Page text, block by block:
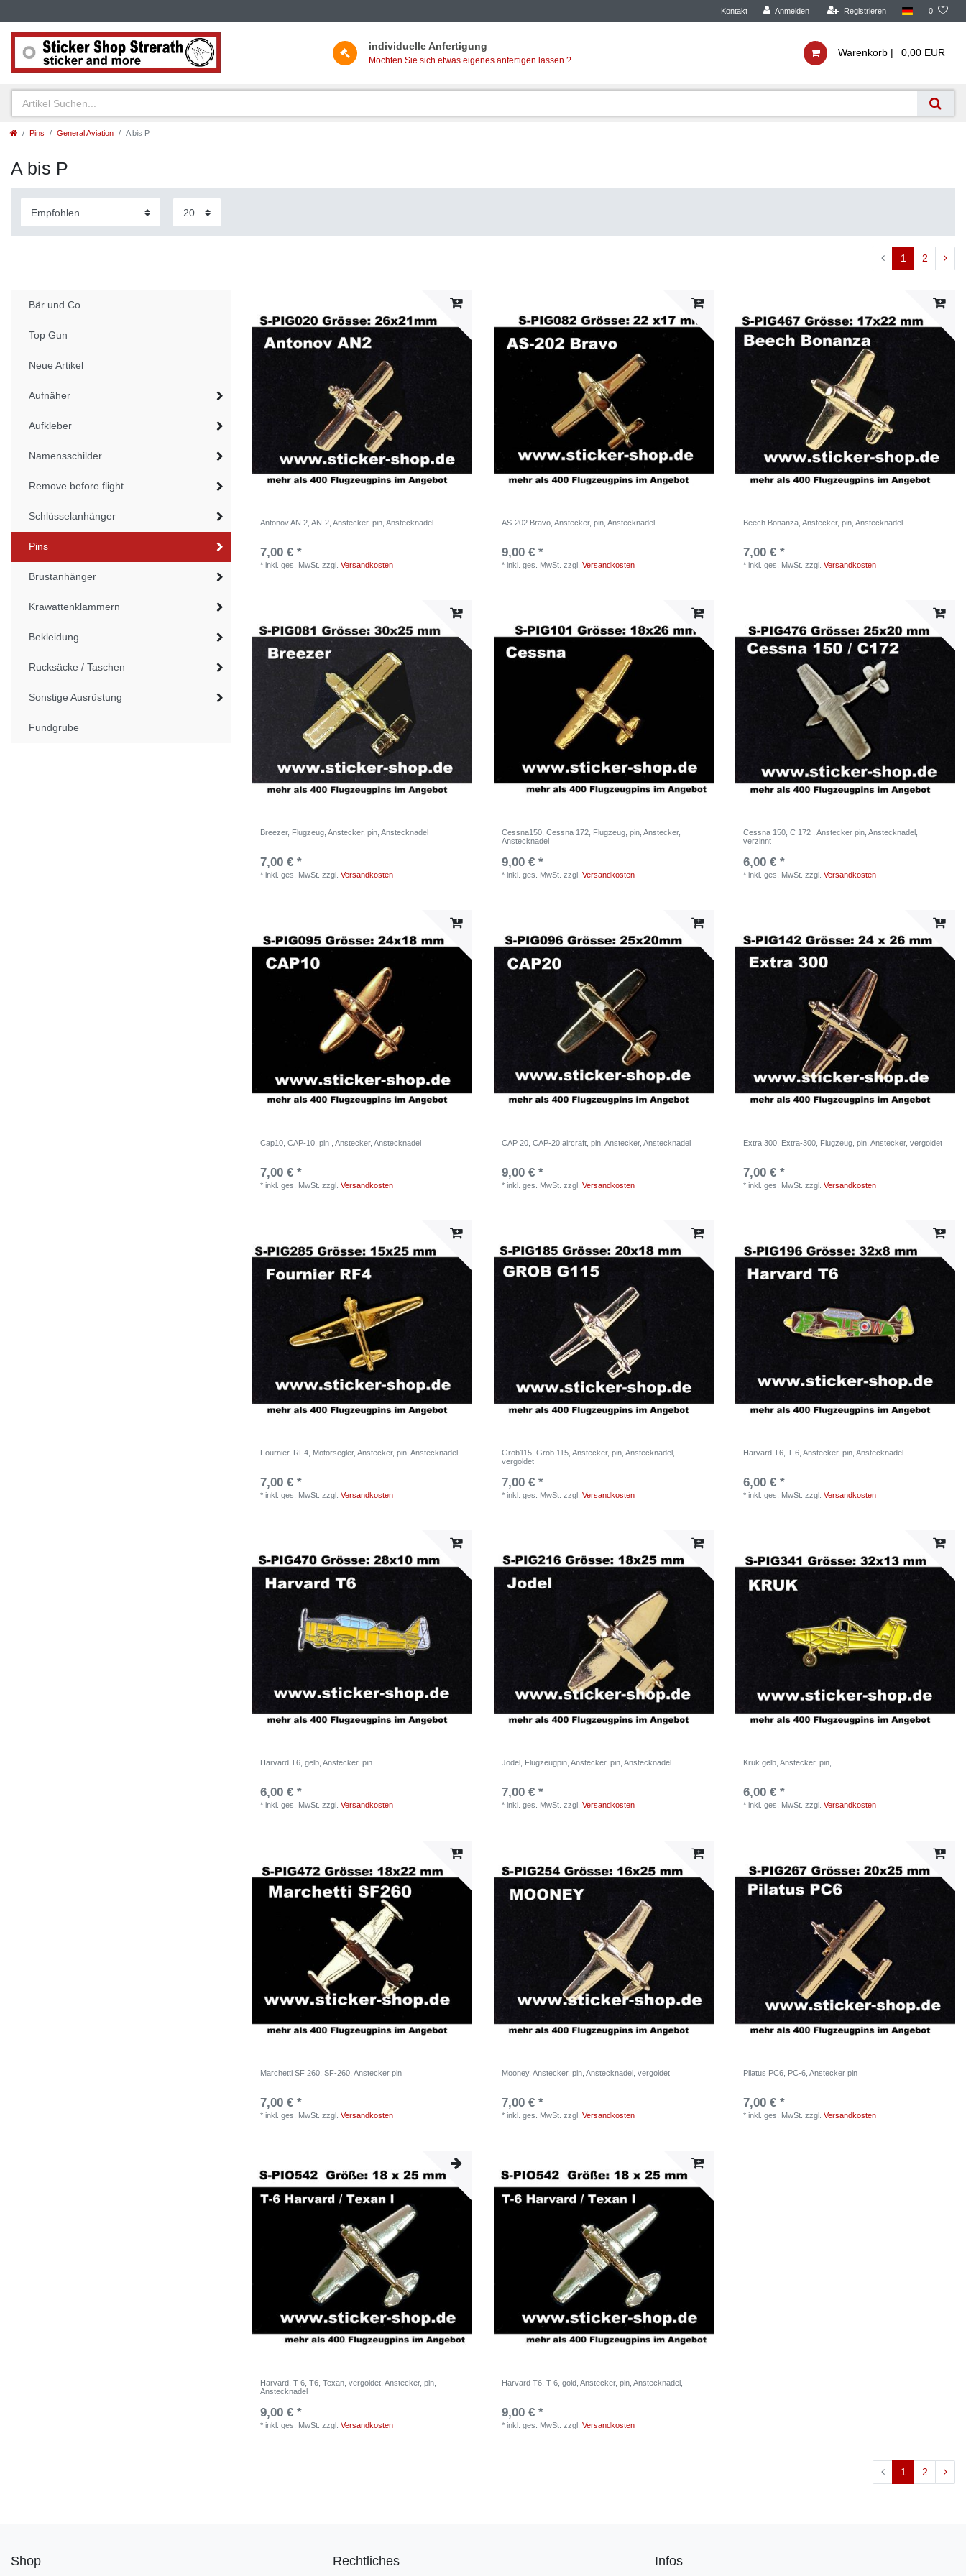
Kontakt Anmelden Registrieren 0
individuelle Anfertigung
Möchten Sie sich etwas eigenes anfertigen lassen ?
Warenkorb | 0,00 EUR
Pins General Aviation A bis P
A bis P
1 2
Bär und Co.
Top Gun
Neue Artikel
Aufnäher
Aufkleber
Namensschilder
Remove before flight
Schlüsselanhänger
Pins
Brustanhänger
Krawattenklammern
Bekleidung
Rucksäcke / Taschen
Sonstige Ausrüstung
Fundgrube
Antonov AN 2, AN-2, Anstecker, pin, Anstecknadel
7,00 € *
*inkl. ges. MwSt. zzgl.Versandkosten
AS-202 Bravo, Anstecker, pin, Anstecknadel
9,00 € *
*inkl. ges. MwSt. zzgl.Versandkosten
Beech Bonanza, Anstecker, pin, Anstecknadel
7,00 € *
*inkl. ges. MwSt. zzgl.Versandkosten
Breezer, Flugzeug, Anstecker, pin, Anstecknadel
7,00 € *
*inkl. ges. MwSt. zzgl.Versandkosten
Cessna150, Cessna 172, Flugzeug, pin, Anstecker,
Anstecknadel
9,00 € *
*inkl. ges. MwSt. zzgl.Versandkosten
Cessna 150, C 172 , Anstecker pin, Anstecknadel,
verzinnt
6,00 € *
*inkl. ges. MwSt. zzgl.Versandkosten
Cap10, CAP-10, pin , Anstecker, Anstecknadel
7,00 € *
*inkl. ges. MwSt. zzgl.Versandkosten
CAP 20, CAP-20 aircraft, pin, Anstecker, Anstecknadel
9,00 € *
*inkl. ges. MwSt. zzgl.Versandkosten
Extra 300, Extra-300, Flugzeug, pin, Anstecker, vergoldet
7,00 € *
*inkl. ges. MwSt. zzgl.Versandkosten
Fournier, RF4, Motorsegler, Anstecker, pin, Anstecknadel
7,00 € *
*inkl. ges. MwSt. zzgl.Versandkosten
Grob115, Grob 115, Anstecker, pin, Anstecknadel,
vergoldet
7,00 € *
*inkl. ges. MwSt. zzgl.Versandkosten
Harvard T6, T-6, Anstecker, pin, Anstecknadel
6,00 € *
*inkl. ges. MwSt. zzgl.Versandkosten
Harvard T6, gelb, Anstecker, pin
6,00 € *
*inkl. ges. MwSt. zzgl.Versandkosten
Jodel, Flugzeugpin, Anstecker, pin, Anstecknadel
7,00 € *
*inkl. ges. MwSt. zzgl.Versandkosten
Kruk gelb, Anstecker, pin,
6,00 € *
*inkl. ges. MwSt. zzgl.Versandkosten
Marchetti SF 260, SF-260, Anstecker pin
7,00 € *
*inkl. ges. MwSt. zzgl.Versandkosten
Mooney, Anstecker, pin, Anstecknadel, vergoldet
7,00 € *
*inkl. ges. MwSt. zzgl.Versandkosten
Pilatus PC6, PC-6, Anstecker pin
7,00 € *
*inkl. ges. MwSt. zzgl.Versandkosten
Harvard, T-6, T6, Texan, vergoldet, Anstecker, pin,
Anstecknadel
9,00 € *
*inkl. ges. MwSt. zzgl.Versandkosten
Harvard T6, T-6, gold, Anstecker, pin, Anstecknadel,
9,00 € *
*inkl. ges. MwSt. zzgl.Versandkosten
1 2
Shop Rechtliches Infos